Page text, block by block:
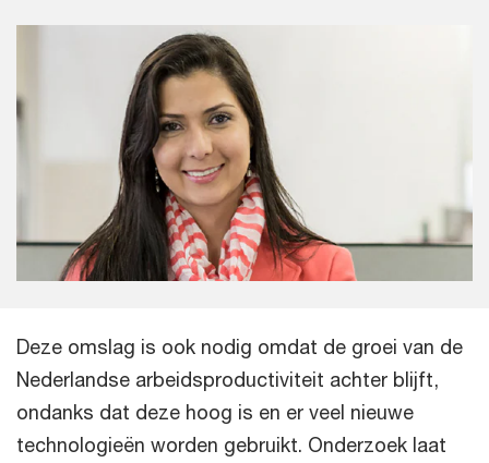
Deze omslag is ook nodig omdat de groei van de
Nederlandse arbeidsproductiviteit achter blijft,
ondanks dat deze hoog is en er veel nieuwe
technologieën worden gebruikt. Onderzoek laat